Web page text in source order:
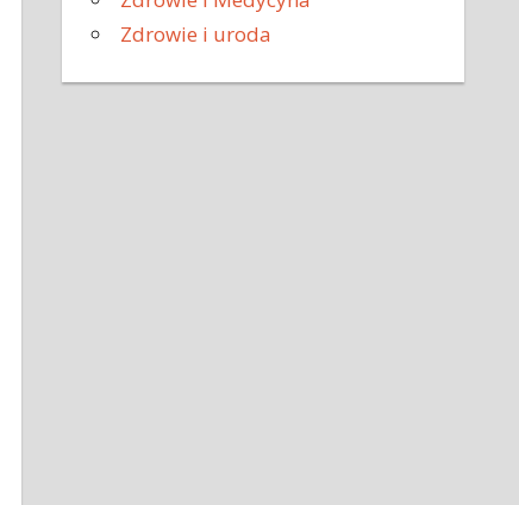
Zdrowie i uroda